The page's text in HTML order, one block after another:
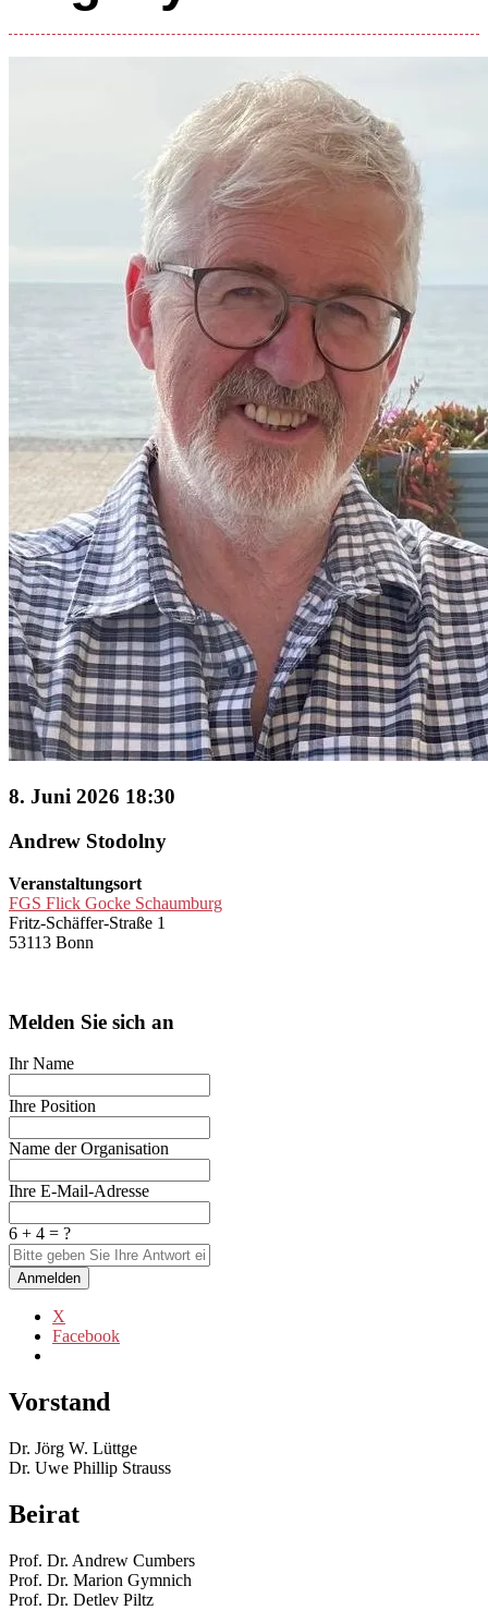
8. Juni 2026 18:30
Andrew Stodolny
Veranstaltungsort
FGS Flick Gocke Schaumburg
Fritz-Schäffer-Straße 1
53113 Bonn
Melden Sie sich an
Ihr Name
Ihre Position
Name der Organisation
Ihre E-Mail-Adresse
6 + 4 = ?
Anmelden
X
Facebook
Vorstand
Dr. Jörg W. Lüttge
Dr. Uwe Phillip Strauss
Beirat
Prof. Dr. Andrew Cumbers
Prof. Dr. Marion Gymnich
Prof. Dr. Detlev Piltz